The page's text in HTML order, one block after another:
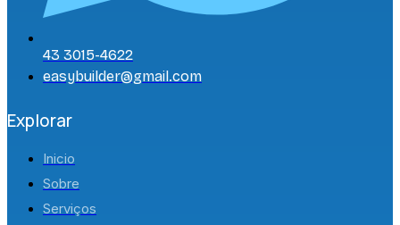
43 3015-4622
easybuilder@gmail.com
Explorar
Inicio
Sobre
Serviços